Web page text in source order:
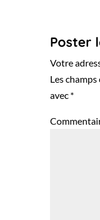
Poster
Votre
Les
avec *